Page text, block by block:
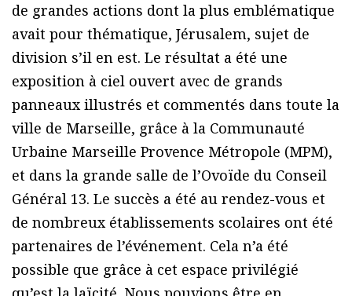
de grandes actions dont la plus emblématique
avait pour thématique, Jérusalem, sujet de
division s’il en est. Le résultat a été une
exposition à ciel ouvert avec de grands
panneaux illustrés et commentés dans toute la
ville de Marseille, grâce à la Communauté
Urbaine Marseille Provence Métropole (MPM),
et dans la grande salle de l’Ovoïde du Conseil
Général 13. Le succès a été au rendez-vous et
de nombreux établissements scolaires ont été
partenaires de l’événement. Cela n’a été
possible que grâce à cet espace privilégié